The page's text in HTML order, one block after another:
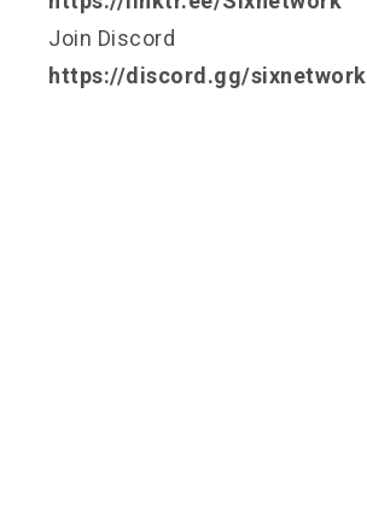
Join Discord
https://discord.gg/sixnetwork